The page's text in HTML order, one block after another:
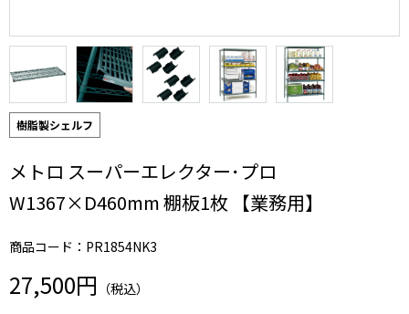
樹脂製シェルフ
メトロ スーパーエレクター･プロ
W1367×D460mm 棚板1枚 【業務用】
商品コード：PR1854NK3
27,500円 （税込）